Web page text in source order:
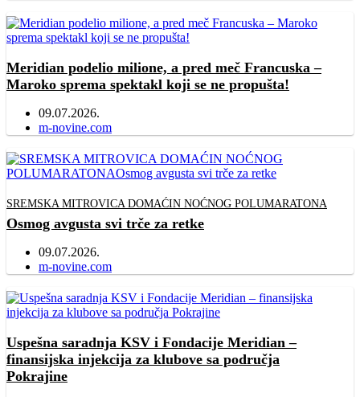
Meridian podelio milione, a pred meč Francuska –
Maroko sprema spektakl koji se ne propušta!
09.07.2026.
Author
m-novine.com
SREMSKA MITROVICA DOMAĆIN NOĆNOG POLUMARATONA
Osmog avgusta svi trče za retke
09.07.2026.
Author
m-novine.com
Uspešna saradnja KSV i Fondacije Meridian –
finansijska injekcija za klubove sa područja
Pokrajine